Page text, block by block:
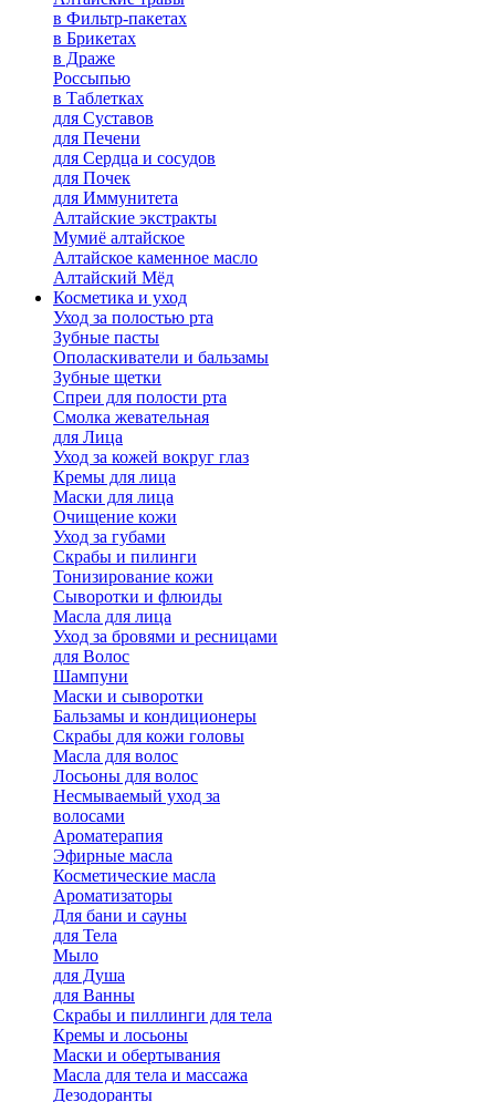
в Фильтр-пакетах
в Брикетах
в Драже
Россыпью
в Таблетках
для Cуставов
для Печени
для Сердца и сосудов
для Почек
для Иммунитета
Алтайские экстракты
Мумиё алтайское
Алтайское каменное масло
Алтайский Мёд
Косметика и уход
Уход за полостью рта
Зубные пасты
Ополаскиватели и бальзамы
Зубные щетки
Спреи для полости рта
Смолка жевательная
для Лица
Уход за кожей вокруг глаз
Кремы для лица
Маски для лица
Очищение кожи
Уход за губами
Скрабы и пилинги
Тонизирование кожи
Сыворотки и флюиды
Масла для лица
Уход за бровями и ресницами
для Волос
Шампуни
Маски и сыворотки
Бальзамы и кондиционеры
Скрабы для кожи головы
Масла для волос
Лосьоны для волос
Несмываемый уход за
волосами
Ароматерапия
Эфирные масла
Косметические масла
Ароматизаторы
Для бани и сауны
для Тела
Мыло
для Душа
для Ванны
Скрабы и пиллинги для тела
Кремы и лосьоны
Маски и обертывания
Масла для тела и массажа
Дезодоранты